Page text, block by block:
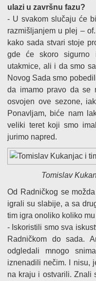
ulazi u završnu fazu?
- U svakom slučaju će
razmišljanjem u plej –
kako sada stvari stoje
gde će skoro sigurno
utakmice, ali i da smo
Novog Sada smo
da imamo pravo da se
osvojen ove sezone,
Ponavljam, biće nam
veliki teret koji smo
jurimo napred.
Tomislav
Od Radničkog se
igrali su slabije, a sa
tim igra onoliko koliko
- Iskoristili smo sva
Radničkom do sada.
odgledali mnogo
iznenadili nečim. I nisu,
na kraju i ostvarili. Znali